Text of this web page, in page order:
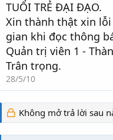
TUỔI TRẺ ĐẠI ĐẠO.
Xin thành thật xin
gian khi đọc thông
Quản trị viên 1 -
Trân trọng.
28/5/10
Không mở trả lời sau